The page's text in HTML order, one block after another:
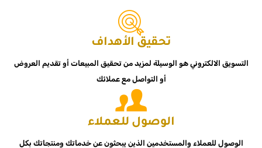
تحقيق الأهداف
التسويق الالكتروني هو الوسيلة لمزيد من تحقيق المبيعات أو تقديم العروض
أو التواصل مع عملائك
الوصول للعملاء
الوصول للعملاء والمستخدمين الذين يبحثون عن خدماتك ومنتجاتك بكل